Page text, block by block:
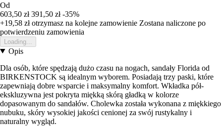
Od
603,50 zł 391,50 zł -35%
+19,58 złotrzymasz na kolejne zamowienie Zostana naliczone po
potwierdzeniu zamowienia
Loading...
Opis
Dla osób, które spędzają dużo czasu na nogach, sandały Florida od
BIRKENSTOCK są idealnym wyborem. Posiadają trzy paski, które
zapewniają dobre wsparcie i maksymalny komfort. Wkładka pół-
ekskluzywna jest pokryta miękką skórą gładką w kolorze
dopasowanym do sandałów. Cholewka została wykonana z miękkiego
nubuku, skóry wysokiej jakości cenionej za swój rustykalny i
naturalny wygląd.